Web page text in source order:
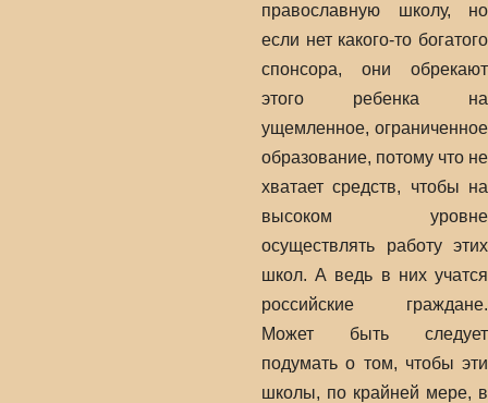
православную школу, но
если нет какого-то богатого
спонсора, они обрекают
этого ребенка на
ущемленное, ограниченное
образование, потому что не
хватает средств, чтобы на
высоком уровне
осуществлять работу этих
школ. А ведь в них учатся
российские граждане.
Может быть следует
подумать о том, чтобы эти
школы, по крайней мере, в